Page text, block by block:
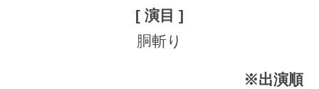
胴斬り
※出演順